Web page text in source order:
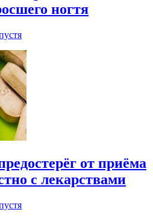
ногтя
от приёма
с лекарствами